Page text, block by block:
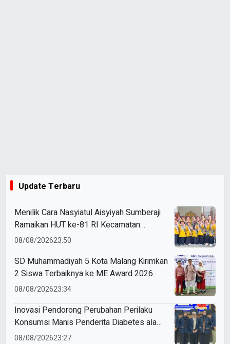
Update Terbaru
Menilik Cara Nasyiatul Aisyiyah Sumberaji
Ramaikan HUT ke-81 RI Kecamatan
Sukodadi
08/08/202623:50
SD Muhammadiyah 5 Kota Malang Kirimkan
2 Siswa Terbaiknya ke ME Award 2026
08/08/202623:34
Inovasi Pendorong Perubahan Perilaku
Konsumsi Manis Penderita Diabetes ala
Mahasiswa Unesa
08/08/202623:27